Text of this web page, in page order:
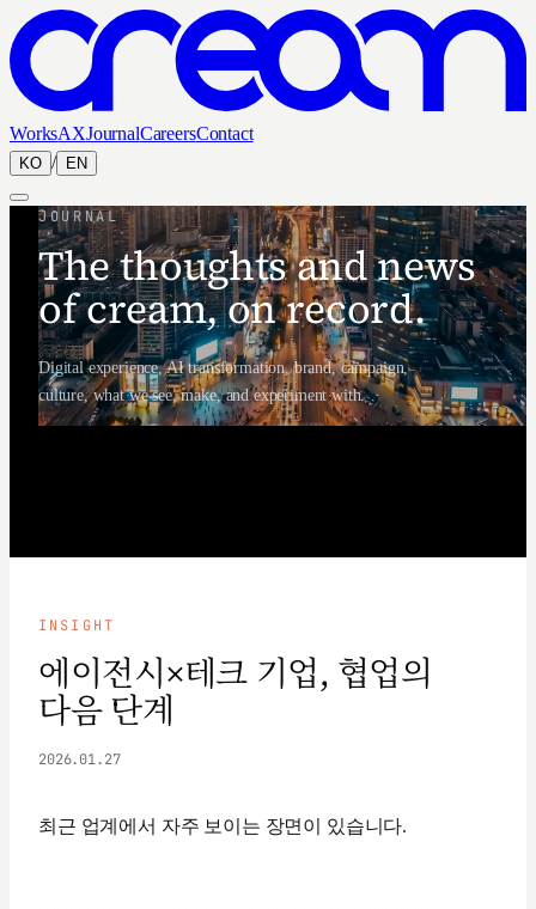
WorksAXJournalCareersContact
KO / EN
JOURNAL
The thoughts and news
of cream, on record.
Digital experience, AI transformation, brand, campaign,
culture, what we see, make, and experiment with.
INSIGHT
에이전시×테크 기업, 협업의
다음 단계
2026.01.27
최근 업계에서 자주 보이는 장면이 있습니다.